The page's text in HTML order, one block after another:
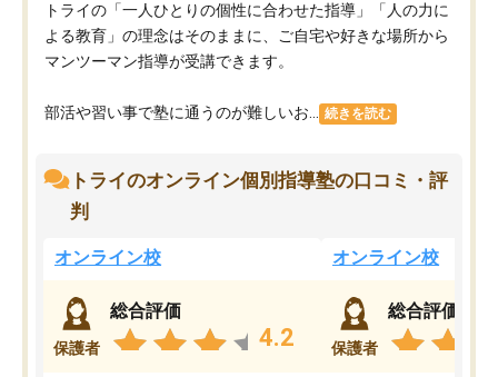
トライの「一人ひとりの個性に合わせた指導」「人の力に
よる教育」の理念はそのままに、ご自宅や好きな場所から
マンツーマン指導が受講できます。
部活や習い事で塾に通うのが難しいお... 続きを読む
トライのオンライン個別指導塾の口コミ・評
判
オンライン校
保護者
総合評価
4.2
オンライン校
保護者
総合評価